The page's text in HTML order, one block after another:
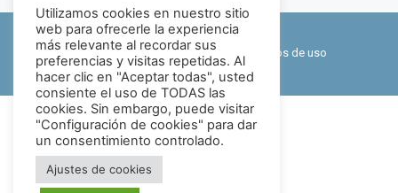
©2026 PsyBilbo
Política de privacidad y cookies
Términos de uso
Mapa web
Utilizamos cookies en nuestro sitio
web para ofrecerle la experiencia
más relevante al recordar sus
preferencias y visitas repetidas. Al
hacer clic en "Aceptar todas", usted
consiente el uso de TODAS las
cookies. Sin embargo, puede visitar
"Configuración de cookies" para dar
un consentimiento controlado.
Ajustes de cookies